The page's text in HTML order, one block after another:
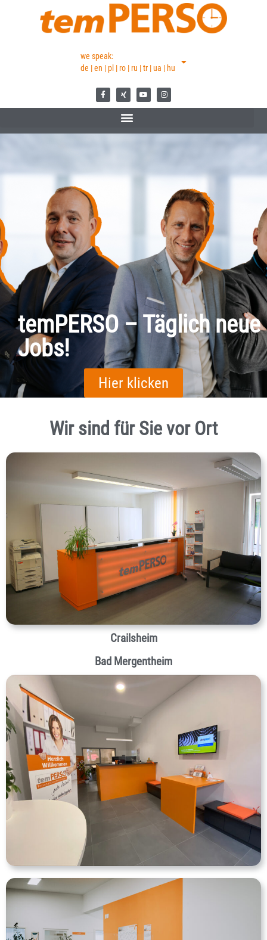
we speak:
de | en | pl | ro | ru | tr | ua | hu
temPERSO – Täglich neue
Jobs!
Hier klicken
Wir sind für Sie vor Ort
Crailsheim
Bad Mergentheim